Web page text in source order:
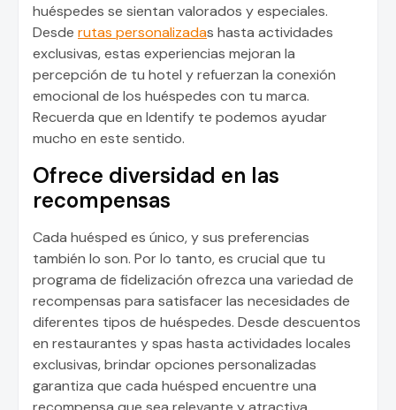
huéspedes se sientan valorados y especiales.
Desde rutas personalizadas hasta actividades
exclusivas, estas experiencias mejoran la
percepción de tu hotel y refuerzan la conexión
emocional de los huéspedes con tu marca.
Recuerda que en Identify te podemos ayudar
mucho en este sentido.
Ofrece diversidad en las
recompensas
Cada huésped es único, y sus preferencias
también lo son. Por lo tanto, es crucial que tu
programa de fidelización ofrezca una variedad de
recompensas para satisfacer las necesidades de
diferentes tipos de huéspedes. Desde descuentos
en restaurantes y spas hasta actividades locales
exclusivas, brindar opciones personalizadas
garantiza que cada huésped encuentre una